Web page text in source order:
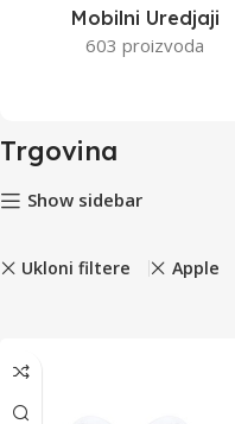
Mobilni Uredjaji
603 proizvoda
Trgovina
Show sidebar
Ukloni filtere Apple